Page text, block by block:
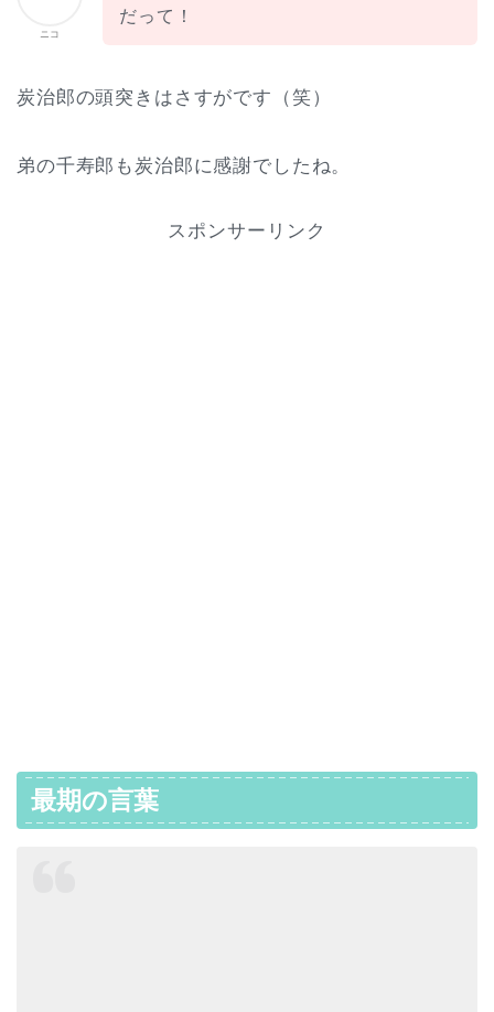
ニコ
だって！
炭治郎の頭突きはさすがです（笑）
弟の千寿郎も炭治郎に感謝でしたね。
スポンサーリンク
最期の言葉